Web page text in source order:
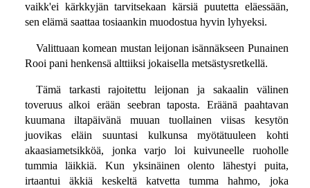
vaikk'ei kärkkyjän tarvitsekaan kärsiä puutetta eläessään,
sen elämä saattaa tosiaankin muodostua hyvin lyhyeksi.
Valittuaan komean mustan leijonan isännäkseen Punainen
Rooi pani henkensä alttiiksi jokaisella metsästysretkellä.
Tämä tarkasti rajoitettu leijonan ja sakaalin välinen
toveruus alkoi erään seebran taposta. Eräänä paahtavan
kuumana iltapäivänä muuan tuollainen viisas kesytön
juovikas eläin suuntasi kulkunsa myötätuuleen kohti
akaasiametsikköä, jonka varjo loi kuivuneelle ruoholle
tummia läikkiä. Kun yksinäinen olento lähestyi puita,
irtaantui äkkiä keskeltä katvetta tumma hahmo, joka